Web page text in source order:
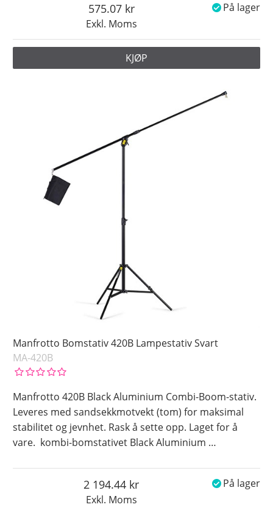
Exkl. Moms
575.07 På lager
KJØP
Manfrotto Bomstativ 420B Lampestativ Svart
MA-420B
Manfrotto 420B Black Aluminium Combi-Boom-stativ.
Leveres med sandsekkmotvekt (tom) for maksimal
stabilitet og jevnhet. Rask å sette opp. Laget for å
vare. kombi-bomstativet Black Aluminium …
Exkl. Moms
2 194.44 På lager